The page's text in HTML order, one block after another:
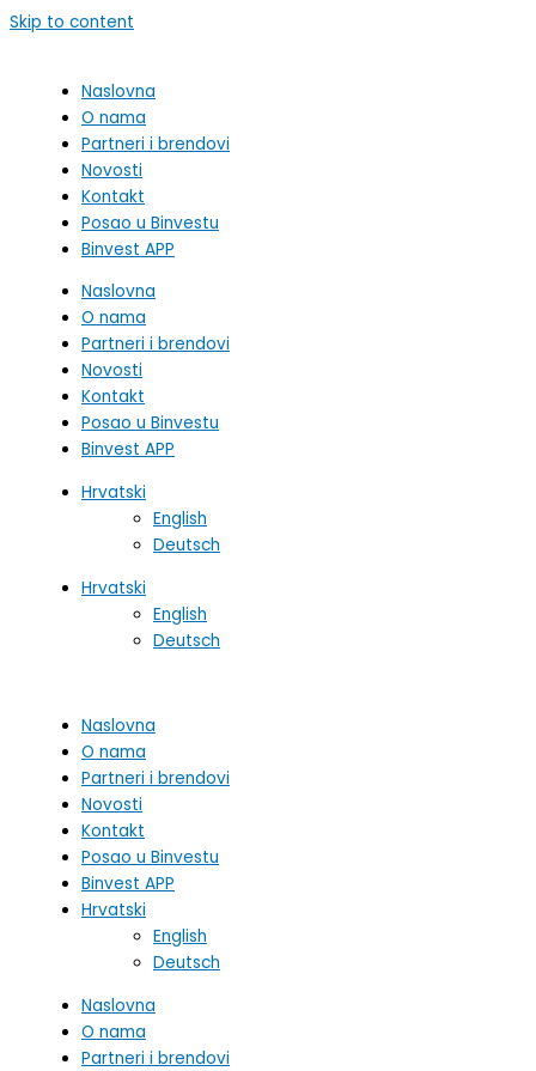
Skip to content
Naslovna
O nama
Partneri i brendovi
Novosti
Kontakt
Posao u Binvestu
Binvest APP
Naslovna
O nama
Partneri i brendovi
Novosti
Kontakt
Posao u Binvestu
Binvest APP
Hrvatski
English
Deutsch
Hrvatski
English
Deutsch
Naslovna
O nama
Partneri i brendovi
Novosti
Kontakt
Posao u Binvestu
Binvest APP
Hrvatski
English
Deutsch
Naslovna
O nama
Partneri i brendovi